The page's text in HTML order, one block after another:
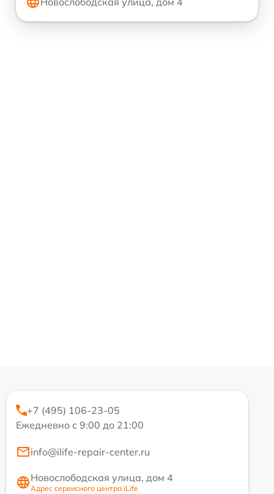
+7 (495) 106-23-05
Ежедневно с 9:00 до 21:00
info@ilife-repair-center.ru
Новослободская улица, дом 4
Адрес сервисного центра iLife